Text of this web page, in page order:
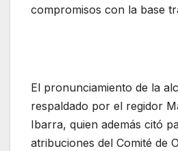
compromisos con la base
El pronunciamiento de la
respaldado por el regidor
Ibarra, quien además citó
atribuciones del Comité de